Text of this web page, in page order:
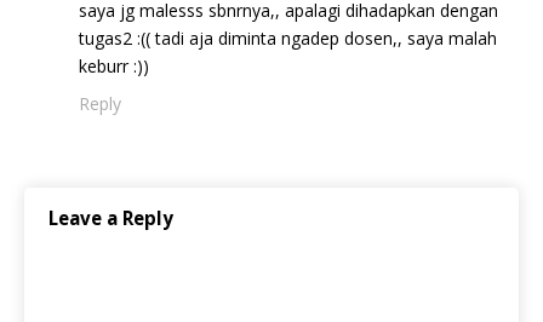
saya jg malesss sbnrnya,, apalagi dihadapkan dengan
tugas2 :(( tadi aja diminta ngadep dosen,, saya malah
keburr :))
Reply
Leave a Reply